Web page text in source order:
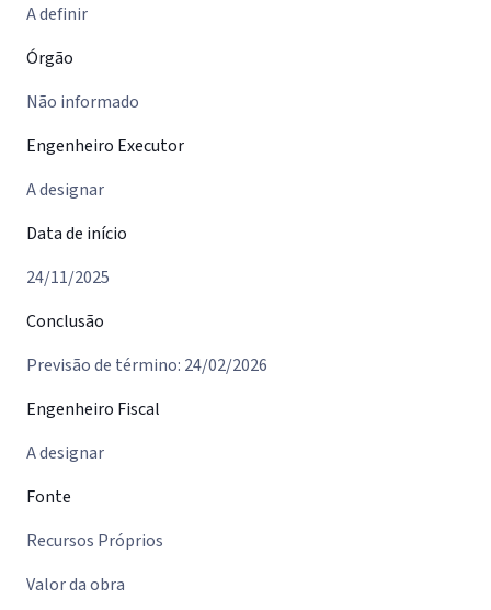
A definir
Órgão
Não informado
Engenheiro Executor
A designar
Data de início
24/11/2025
Conclusão
Previsão de término: 24/02/2026
Engenheiro Fiscal
A designar
Fonte
Recursos Próprios
Valor da obra